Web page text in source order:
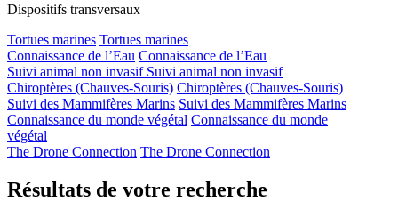
Dispositifs transversaux
Tortues marines Tortues marines
Connaissance de l’Eau Connaissance de l’Eau
Suivi animal non invasif Suivi animal non invasif
Chiroptères (Chauves-Souris) Chiroptères (Chauves-Souris)
Suivi des Mammifères Marins Suivi des Mammifères Marins
Connaissance du monde végétal Connaissance du monde
végétal
The Drone Connection The Drone Connection
Résultats de votre recherche